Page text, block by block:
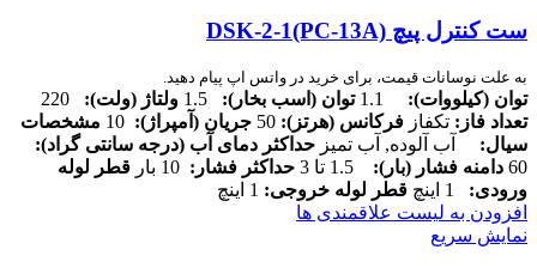
ست کنترل پیچ DSK-2-1(PC-13A)
به علت نوسانات قیمت، برای خرید در واتس اپ پیام دهید.
توان (کیلووات): توان (اسب بخار): ولتاژ (ولت):
تعداد فاز : تکفاز فرکانس (هرتز): جریان (آمپراژ):
مشخصات
سیال: آب آلوده, آب تمیز حداکثر دمای آب (درجه سانتی گراد):
60 دامنه فشار (بار): حداکثر فشار :
قطر لوله
ورودی: قطر لوله خروجی:
افزودن به لیست علاقمندی ها
نمایش سریع